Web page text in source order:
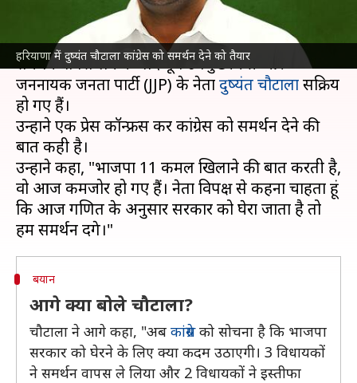
हरियाणा में दुष्यंत चौटाला कांग्रेस को समर्थन देने को तैयार
हरियाणामें भाजपा सरकार से 3 निर्दलीय विधायकों द्वारा
समर्थन वापस लेने के बाद पूर्व उपमुख्यमंत्री और
जननायक जनता पार्टी (JJP) के नेतादुष्यंत चौटालासक्रिय
हो गए हैं।
उन्होंने एक प्रेस कॉन्फ्रेंस कर कांग्रेस को समर्थन देने की
बात कही है।
उन्होंने कहा, "भाजपा 11 कमल खिलाने की बात करती है,
वो आज कमजोर हो गए हैं। नेता विपक्ष से कहना चाहता हूं
कि आज गणित के अनुसार सरकार को घेरा जाता है तो
बयान
आगे क्या बोले चौटाला?
चौटाला ने आगे कहा, "अब कांग्रेसको सोचना है कि भाजपा
सरकार को घेरने के लिए क्या कदम उठाएगी। 3 विधायकों
ने समर्थन वापस ले लिया और 2 विधायकों ने इस्तीफा